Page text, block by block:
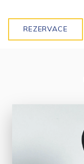
REZERVACE